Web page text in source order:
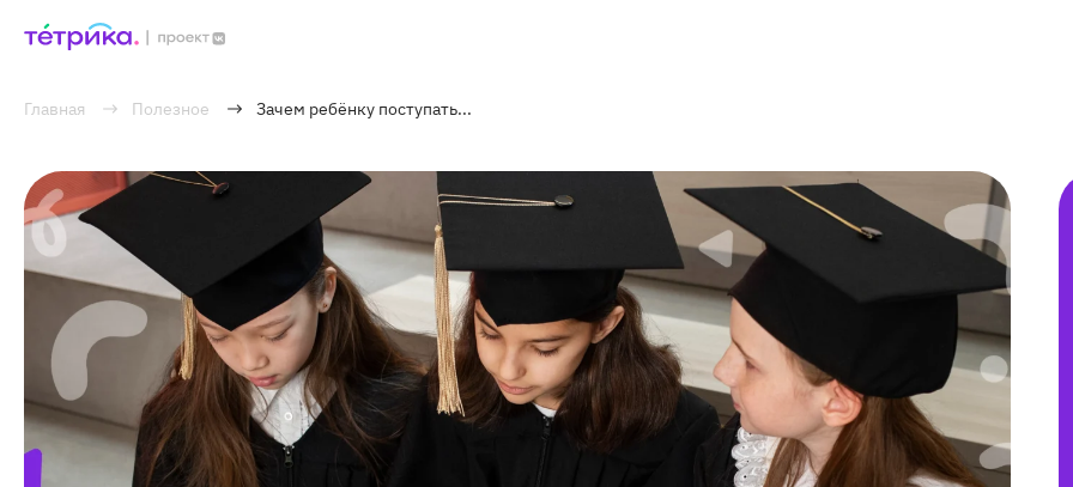
Главная Полезное Зачем ребёнку поступать...